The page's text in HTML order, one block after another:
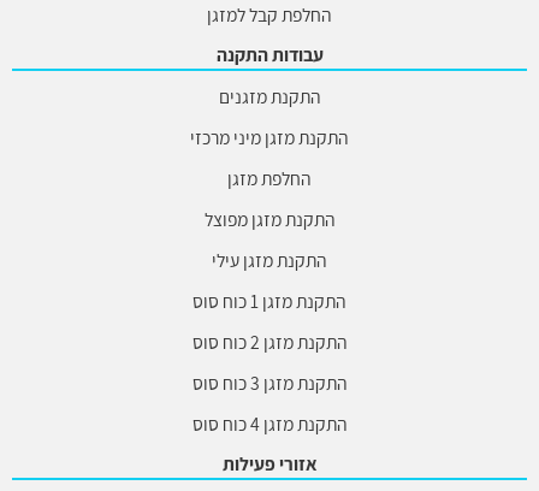
החלפת קבל למזגן
עבודות התקנה
התקנת מזגנים
התקנת מזגן מיני מרכזי
החלפת מזגן
התקנת מזגן מפוצל
התקנת מזגן עילי
התקנת מזגן 1 כוח סוס
התקנת מזגן 2 כוח סוס
התקנת מזגן 3 כוח סוס
התקנת מזגן 4 כוח סוס
אזורי פעילות